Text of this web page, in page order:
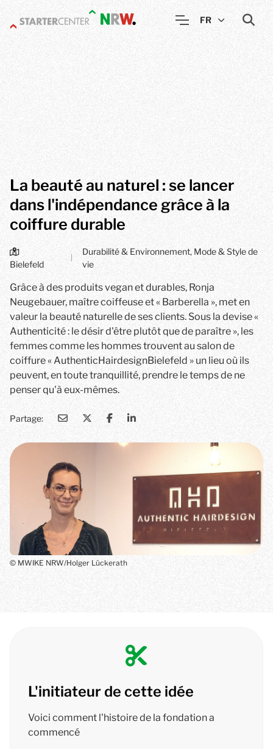
FR
La beauté au naturel : se lancer
dans l'indépendance grâce à la
coiffure durable
Bielefeld
Durabilité & Environnement, Mode & Style de
vie
Grâce à des produits vegan et durables, Ronja
Neugebauer, maître coiffeuse et « Barberella », met en
valeur la beauté naturelle de ses clients. Sous la devise «
Authenticité : le désir d'être plutôt que de paraître », les
femmes comme les hommes trouvent au salon de
coiffure « AuthenticHairdesignBielefeld » un lieu où ils
peuvent, en toute tranquillité, prendre le temps de ne
penser qu'à eux-mêmes.
Partage:
© MWIKE NRW/Holger Lückerath
L'initiateur de cette idée
Voici comment l'histoire de la fondation a
commencé
Ronja Neugebauer, Fondation à Bielefeld
un salon de coiffure durable
Thèmes principaux : mode, art de vivre,
développement durable